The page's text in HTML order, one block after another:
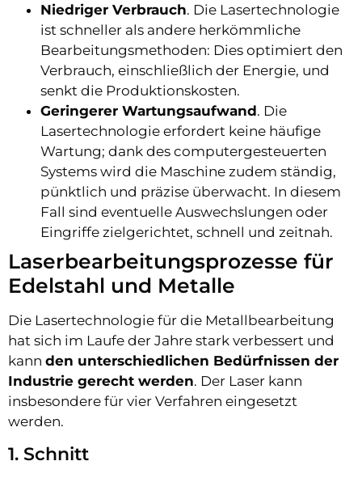
Niedriger Verbrauch. Die Lasertechnologie
ist schneller als andere herkömmliche
Bearbeitungsmethoden: Dies optimiert den
Verbrauch, einschließlich der Energie, und
senkt die Produktionskosten.
Geringerer Wartungsaufwand. Die
Lasertechnologie erfordert keine häufige
Wartung; dank des computergesteuerten
Systems wird die Maschine zudem ständig,
pünktlich und präzise überwacht. In diesem
Fall sind eventuelle Auswechslungen oder
Eingriffe zielgerichtet, schnell und zeitnah.
Laserbearbeitungsprozesse für
Edelstahl und Metalle
Die Lasertechnologie für die Metallbearbeitung
hat sich im Laufe der Jahre stark verbessert und
kann den unterschiedlichen Bedürfnissen der
Industrie gerecht werden. Der Laser kann
insbesondere für vier Verfahren eingesetzt
werden.
1. Schnitt